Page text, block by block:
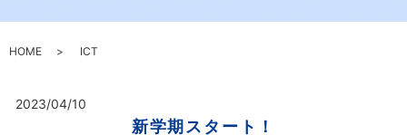
HOME ICT
2023/04/10
新学期スタート！